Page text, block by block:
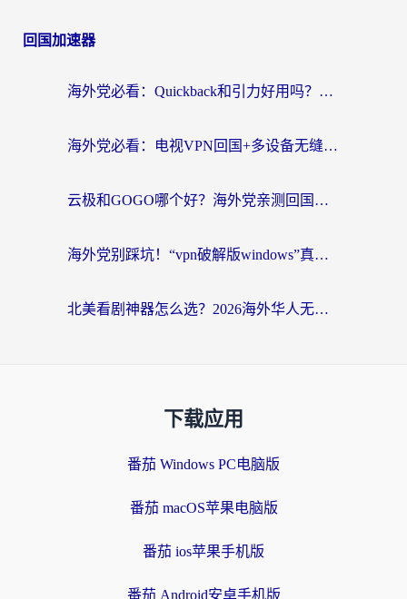
回国加速器
海外党必看：Quickback和引力好用吗？3分钟搞懂回国加速器怎么选
海外党必看：电视VPN回国+多设备无缝访问国内资源的实用指南
云极和GOGO哪个好？海外党亲测回国加速器选择指南（附iOS免费&Windows VPN实用技巧）
海外党别踩坑！“vpn破解版windows”真的能用？教你选对回国加速器无缝刷国内资源
北美看剧神器怎么选？2026海外华人无缝访问国内资源全攻略
下载应用
番茄 Windows PC电脑版
番茄 macOS苹果电脑版
番茄 ios苹果手机版
番茄 Android安卓手机版